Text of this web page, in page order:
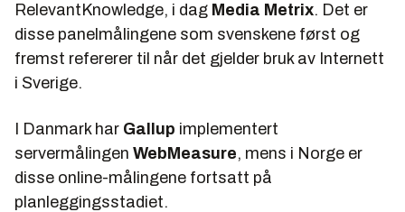
RelevantKnowledge, i dag Media Metrix. Det er
disse panelmålingene som svenskene først og
fremst refererer til når det gjelder bruk av Internett
i Sverige.
I Danmark har Gallup implementert
servermålingen WebMeasure, mens i Norge er
disse online-målingene fortsatt på
planleggingsstadiet.